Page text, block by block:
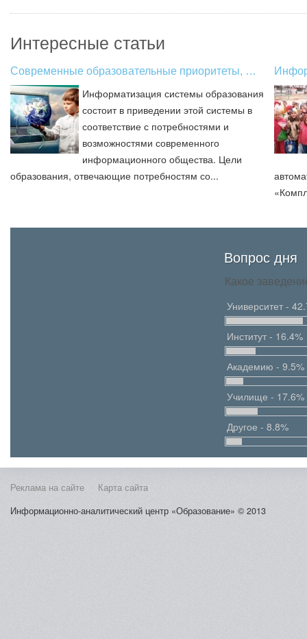
Интересные статьи
Современные образовательные приоритеты, …
Информатизация системы образования
состоит в приведении этой системы в
соответствие с потребностями и
возможностями современного
информационного общества. Цели
образования, отвечающие потребностям со...
Вопрос дня
Какое
Университет -
Институт - 16.4%
Академию - 9.5%
Училище - 17.6%
Другое - 8.8%
Реклама на сайте
Карта сайта
Информационно-аналитический центр «Образование» © 2013